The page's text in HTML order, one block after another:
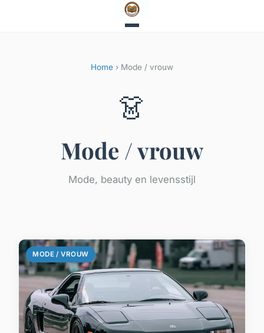
Home › Mode / vrouw
👗
Mode / vrouw
Mode, beauty en levensstijl
MODE / VROUW